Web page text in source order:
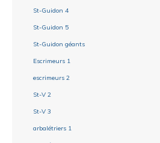
St-Guidon 4
St-Guidon 5
St-Guidon géants
Escrimeurs 1
escrimeurs 2
St-V 2
St-V 3
arbalétriers 1